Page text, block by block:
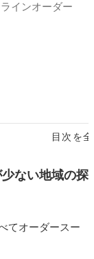
目次を
インオーダー
店／東武宇都宮
ない地域の探
てオーダースー